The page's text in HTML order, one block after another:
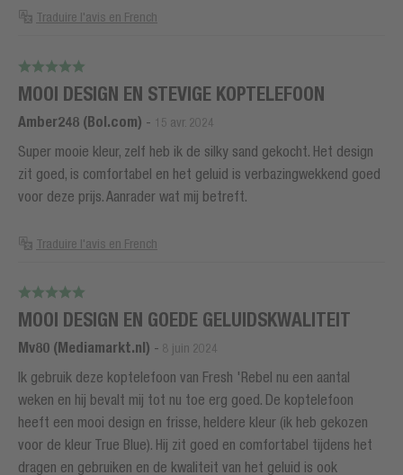
Traduire l'avis en French
MOOI DESIGN EN STEVIGE KOPTELEFOON
Amber248 (Bol.com) - 15 avr. 2024
Super mooie kleur, zelf heb ik de silky sand gekocht. Het design
zit goed, is comfortabel en het geluid is verbazingwekkend goed
voor deze prijs. Aanrader wat mij betreft.
Traduire l'avis en French
MOOI DESIGN EN GOEDE GELUIDSKWALITEIT
Mv80 (Mediamarkt.nl) - 8 juin 2024
Ik gebruik deze koptelefoon van Fresh 'Rebel nu een aantal
weken en hij bevalt mij tot nu toe erg goed. De koptelefoon
heeft een mooi design en frisse, heldere kleur (ik heb gekozen
voor de kleur True Blue). Hij zit goed en comfortabel tijdens het
dragen en gebruiken en de kwaliteit van het geluid is ook